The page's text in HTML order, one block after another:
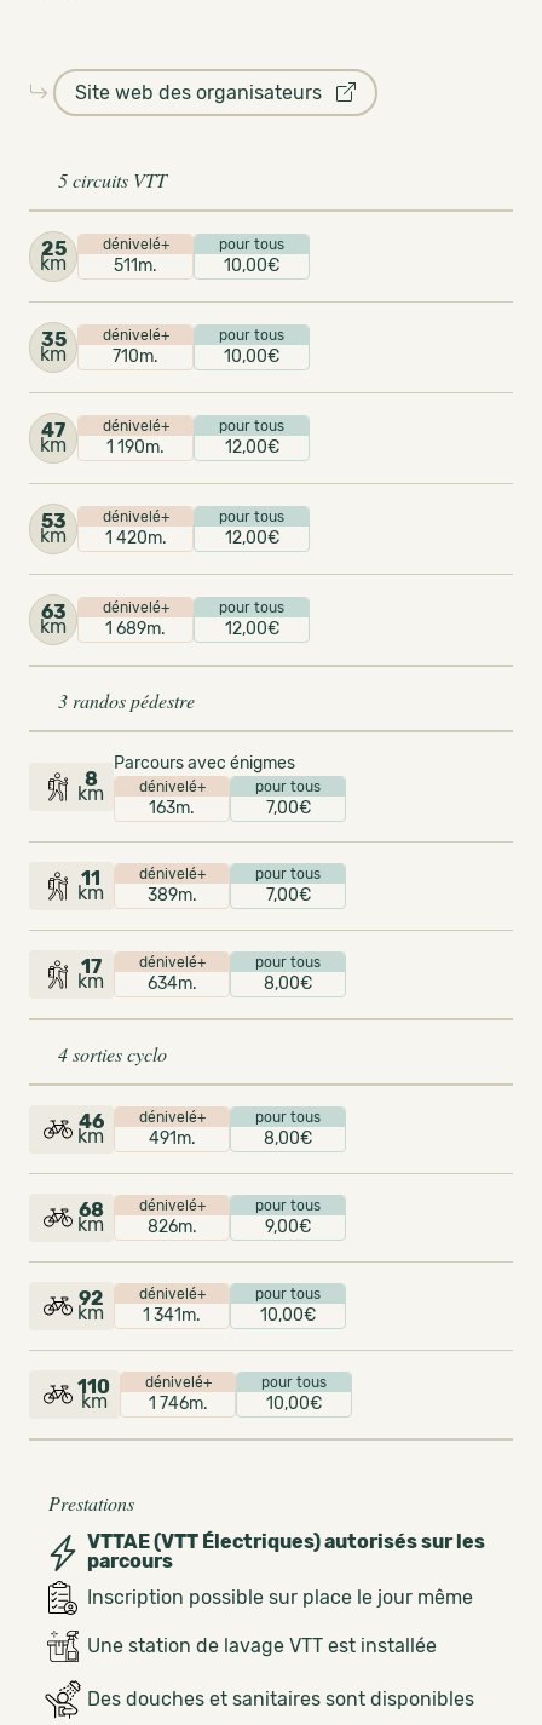
Site web des organisateurs
5 circuits VTT
25
km
dénivelé+
511m.
pour tous
10,00€
35
km
dénivelé+
710m.
pour tous
10,00€
47
km
dénivelé+
1 190m.
pour tous
12,00€
53
km
dénivelé+
1 420m.
pour tous
12,00€
63
km
dénivelé+
1 689m.
pour tous
12,00€
3 randos pédestre
8
km
Parcours avec énigmes
dénivelé+
163m.
pour tous
7,00€
11
km
dénivelé+
389m.
pour tous
7,00€
17
km
dénivelé+
634m.
pour tous
8,00€
4 sorties cyclo
46
km
dénivelé+
491m.
pour tous
8,00€
68
km
dénivelé+
826m.
pour tous
9,00€
92
km
dénivelé+
1 341m.
pour tous
10,00€
110
km
dénivelé+
1 746m.
pour tous
10,00€
Prestations
VTTAE (VTT Électriques) autorisés sur les
parcours
Inscription possible sur place le jour même
Une station de lavage VTT est installée
Des douches et sanitaires sont disponibles